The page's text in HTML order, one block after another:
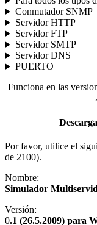
Conmutador SNMP
Servidor HTTP
Servidor FTP
Servidor SMTP
Servidor DNS
PUERTO
Funciona en las
Por favor, utilice el
de 2100).
Nombre:
Simulador
Versión:
0.1 (26.5.2009) para